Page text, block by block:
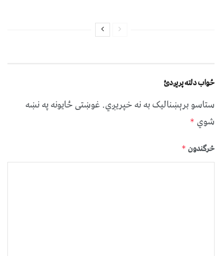
ځواب دلته پرېږدئ
ستاسو برېښناليک به نه خپريږي.غوښتى ځایونه په نښه
شوي *
څرگندون *